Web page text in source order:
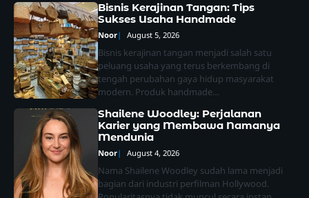
Bisnis Kerajinan Tangan: Tips
Sukses Usaha Handmade
Noor August 5, 2026
Bisnis kerajinan tangan menjadi salah satu
peluang usaha yang terus berkembang di
tengah perubahan gaya hidup masyarakat
modern. Produk handmade…
Shailene Woodley: Perjalanan
Karier yang Membawa Namanya
Mendunia
Noor August 4, 2026
Nama Shailene Woodley sudah lama menjadi
bagian dari industri perfilman Hollywood.